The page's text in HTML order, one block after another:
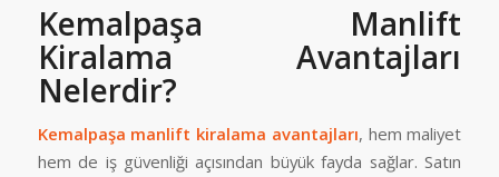
Kemalpaşa Manlift
Kiralama Avantajları
Nelerdir?
Kemalpaşa manlift kiralama avantajları, hem maliyet
hem de iş güvenliği açısından büyük fayda sağlar. Satın